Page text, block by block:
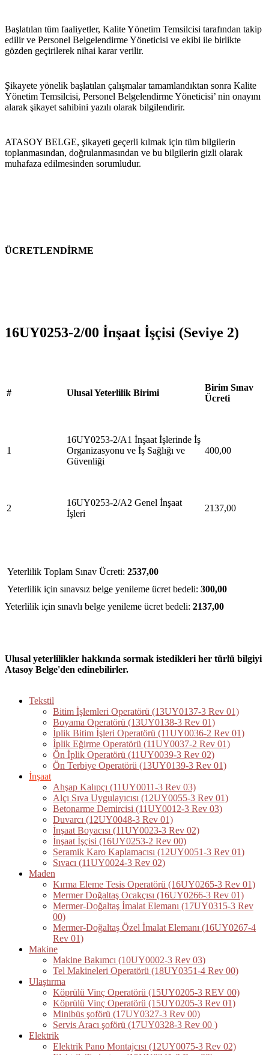
Başlatılan tüm faaliyetler, Kalite Yönetim Temsilcisi tarafından takip
edilir ve Personel Belgelendirme Yöneticisi ve ekibi ile birlikte
gözden geçirilerek nihai karar verilir.
Şikayete yönelik başlatılan çalışmalar tamamlandıktan sonra Kalite
Yönetim Temsilcisi, Personel Belgelendirme Yöneticisi’ nin onayını
alarak şikayet sahibini yazılı olarak bilgilendirir.
ATASOY BELGE, şikayeti geçerli kılmak için tüm bilgilerin
toplanmasından, doğrulanmasından ve bu bilgilerin gizli olarak
muhafaza edilmesinden sorumludur.
ÜCRETLENDİRME
16UY0253-2/00 İnşaat İşçisi (Seviye 2)
# Ulusal Yeterlilik Birimi
Birim Sınav
Ücreti
1
16UY0253-2/A1 İnşaat İşlerinde İş
Organizasyonu ve İş Sağlığı ve
Güvenliği
400,00
2
16UY0253-2/A2 Genel İnşaat
İşleri
2137,00
Yeterlilik Toplam Sınav Ücreti: 2537,00
Yeterlilik için sınavsız belge yenileme ücret bedeli: 300,00
Yeterlilik için sınavlı belge yenileme ücret bedeli: 2137,00
Ulusal yeterlilikler hakkında sormak istedikleri her türlü bilgiyi
Atasoy Belge'den edinebilirler.
Tekstil
Bitim İşlemleri Operatörü (13UY0137-3 Rev 01)
Boyama Operatörü (13UY0138-3 Rev 01)
İplik Bitim İşleri Operatörü (11UY0036-2 Rev 01)
İplik Eğirme Operatörü (11UY0037-2 Rev 01)
Ön İplik Operatörü (11UY0039-3 Rev 02)
Ön Terbiye Operatörü (13UY0139-3 Rev 01)
İnşaat
Ahşap Kalıpçı (11UY0011-3 Rev 03)
Alçı Sıva Uygulayıcısı (12UY0055-3 Rev 01)
Betonarme Demircisi (11UY0012-3 Rev 03)
Duvarcı (12UY0048-3 Rev 01)
İnşaat Boyacısı (11UY0023-3 Rev 02)
İnşaat İşçisi (16UY0253-2 Rev 00)
Seramik Karo Kaplamacısı (12UY0051-3 Rev 01)
Sıvacı (11UY0024-3 Rev 02)
Maden
Kırma Eleme Tesis Operatörü (16UY0265-3 Rev 01)
Mermer Doğaltaş Ocakçısı (16UY0266-3 Rev 01)
Mermer-Doğaltaş İmalat Elemanı (17UY0315-3 Rev
00)
Mermer-Doğaltaş Özel İmalat Elemanı (16UY0267-4
Rev 01)
Makine
Makine Bakımcı (10UY0002-3 Rev 03)
Tel Makineleri Operatörü (18UY0351-4 Rev 00)
Ulaştırma
Köprülü Vinç Operatörü (15UY0205-3 REV 00)
Köprülü Vinç Operatörü (15UY0205-3 Rev 01)
Minibüs şoförü (17UY0327-3 Rev 00)
Servis Aracı şoförü (17UY0328-3 Rev 00 )
Elektrik
Elektrik Pano Montajcısı (12UY0075-3 Rev 02)